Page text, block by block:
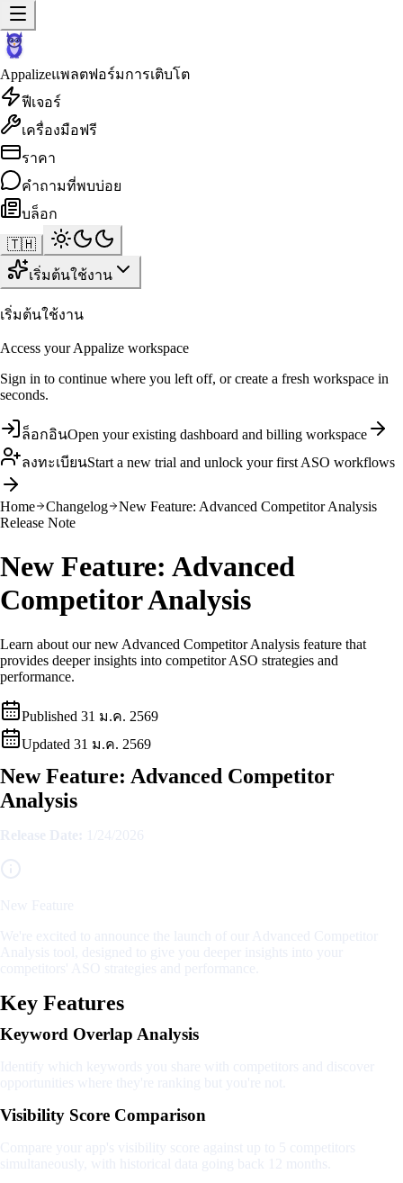
Appalizeแพลตฟอร์มการเติบโต
ฟีเจอร์
เครื่องมือฟรี
ราคา
คำถามที่พบบ่อย
บล็อก
🇹🇭
เริ่มต้นใช้งาน
เริ่มต้นใช้งาน
Access your Appalize workspace
Sign in to continue where you left off, or create a fresh workspace in
seconds.
ล็อกอินOpen your existing dashboard and billing workspace
ลงทะเบียนStart a new trial and unlock your first ASO workflows
Home Changelog
New Feature: Advanced Competitor Analysis
Release Note
New Feature: Advanced
Competitor Analysis
Learn about our new Advanced Competitor Analysis feature that
provides deeper insights into competitor ASO strategies and
performance.
Published 31 ม.ค. 2569
Updated 31 ม.ค. 2569
New Feature: Advanced Competitor
Analysis
Key Features
Keyword Overlap Analysis
Visibility Score Comparison